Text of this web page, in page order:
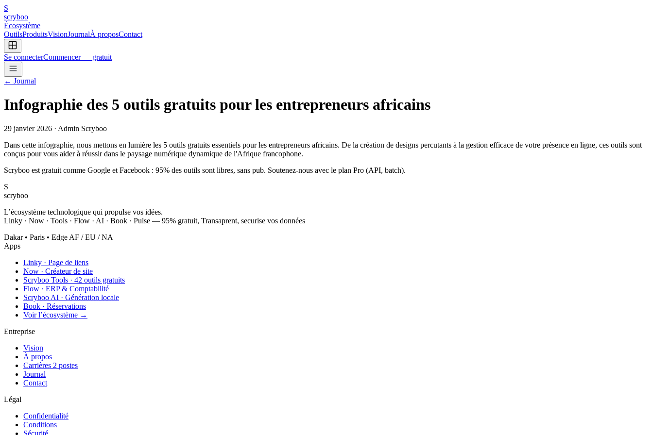
S
scryboo
Écosystème
OutilsProduitsVisionJournalÀ proposContact
Se connecterCommencer — gratuit
← Journal
Infographie des 5 outils gratuits pour les entrepreneurs africains
29 janvier 2026 · Admin Scryboo
Dans cette infographie, nous mettons en lumière les 5 outils gratuits essentiels pour les entrepreneurs africains. De la création de designs percutants à la gestion efficace de votre présence en ligne, ces outils sont
conçus pour vous aider à réussir dans le paysage numérique dynamique de l'Afrique francophone.
Scryboo est gratuit comme Google et Facebook : 95% des outils sont libres, sans pub. Soutenez-nous avec le plan Pro (API, batch).
S
scryboo
L’écosystème technologique qui propulse vos idées.
Linky · Now · Tools · Flow · AI · Book · Pulse — 95% gratuit, Transaprent, securise vos données
Dakar • Paris • Edge AF / EU / NA
Apps
Linky · Page de liens
Now · Créateur de site
Scryboo Tools · 42 outils gratuits
Flow · ERP & Comptabilité
Scryboo AI · Génération locale
Book · Réservations
Voir l’écosystème →
Entreprise
Vision
À propos
Carrières 2 postes
Journal
Contact
Légal
Confidentialité
Conditions
Sécurité